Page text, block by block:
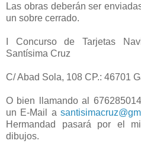
Las obras deberán ser
un sobre cerrado.
I Concurso de Tarjetas
Santísima Cruz
C/ Abad Sola, 108 CP.: 46701
O bien llamando al
un E-Mail a
Hermandad pasará por el
dibujos.